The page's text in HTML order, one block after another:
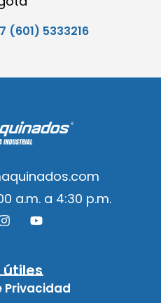
(601) 5333216
a.m. a 4:30 p.m.
útiles
Privacidad